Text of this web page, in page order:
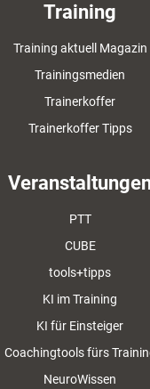
Training
Training aktuell Magazin
Trainingsmedien
Trainerkoffer
Trainerkoffer Tipps
PTT
CUBE
tools+tipps
KI im Training
KI für Einsteiger
Coachingtools fürs
NeuroWissen